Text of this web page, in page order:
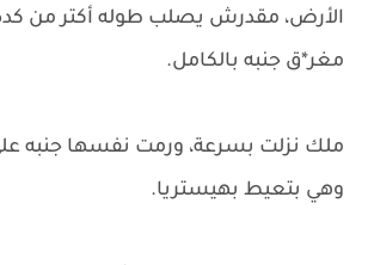
الأرض، مقدرش يصلب طوله أكتر من
مغر*ق جنبه بالكامل.
ملك نزلت بسرعة، ورمت نفسها جنبه
وهي بتعيط بهيستريا.